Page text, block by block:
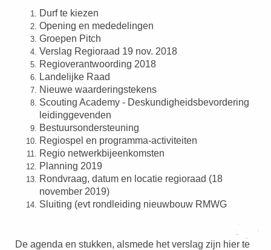
Durf te kiezen
Opening en mededelingen
Groepen Pitch
Verslag Regioraad 19 nov. 2018
Regioverantwoording 2018
Landelijke Raad
Nieuwe waarderingstekens
Scouting Academy - Deskundigheidsbevordering
leidinggevenden
Bestuursondersteuning
Regiospel en programma-activiteiten
Regio netwerkbijeenkomsten
Planning 2019
Rondvraag, datum en locatie regioraad (18
november 2019)
Sluiting (evt rondleiding nieuwbouw RMWG
De agenda en stukken, alsmede hetverslag zijn hier te